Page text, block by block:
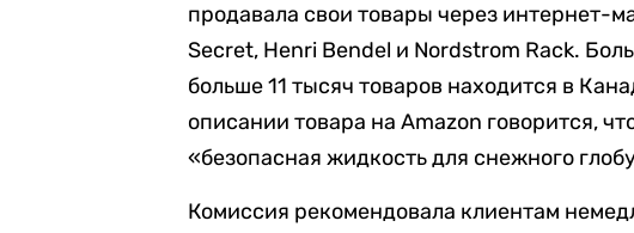
продавала свои товары через интернет-
Secret, Henri Bendel и Nordstrom Rack.
больше 11 тысяч товаров находится в
описании товара на Amazon говорится,
«безопасная жидкость для снежного
Комиссия рекомендовала клиентам